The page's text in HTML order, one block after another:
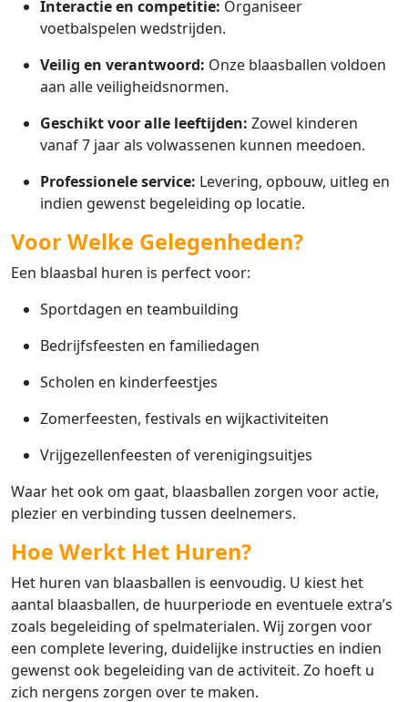
Interactie en competitie: Organiseer
voetbalspelen wedstrijden.
Veilig en verantwoord: Onze blaasballen voldoen
aan alle veiligheidsnormen.
Geschikt voor alle leeftijden: Zowel kinderen
vanaf 7 jaar als volwassenen kunnen meedoen.
Professionele service: Levering, opbouw, uitleg en
indien gewenst begeleiding op locatie.
Voor Welke Gelegenheden?
Een blaasbal huren is perfect voor:
Sportdagen en teambuilding
Bedrijfsfeesten en familiedagen
Scholen en kinderfeestjes
Zomerfeesten, festivals en wijkactiviteiten
Vrijgezellenfeesten of verenigingsuitjes
Waar het ook om gaat, blaasballen zorgen voor actie,
plezier en verbinding tussen deelnemers.
Hoe Werkt Het Huren?
Het huren van blaasballen is eenvoudig. U kiest het
aantal blaasballen, de huurperiode en eventuele extra’s
zoals begeleiding of spelmaterialen. Wij zorgen voor
een complete levering, duidelijke instructies en indien
gewenst ook begeleiding van de activiteit. Zo hoeft u
zich nergens zorgen over te maken.